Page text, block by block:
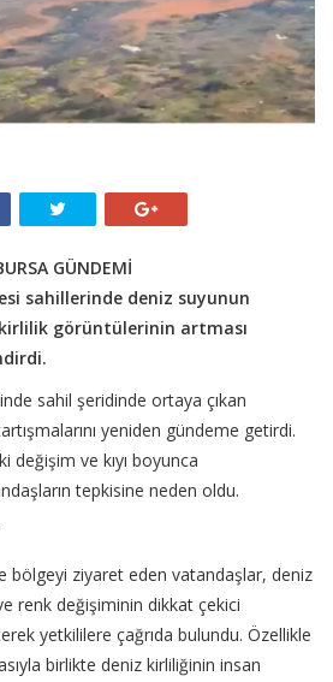
GÜNDEMİ
sahillerinde deniz suyunun
görüntülerinin artması
sahil şeridinde ortaya çıkan
yeniden gündeme getirdi.
değişim ve kıyı boyunca
tepkisine neden oldu.
bölgeyi ziyaret eden vatandaşlar, deniz
renk değişiminin dikkat çekici
yetkililere çağrıda bulundu. Özellikle
birlikte deniz kirliliğinin insan